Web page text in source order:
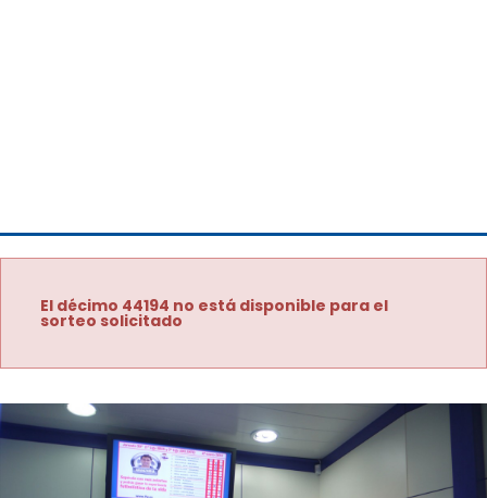
El décimo 44194 no está disponible para el
sorteo solicitado